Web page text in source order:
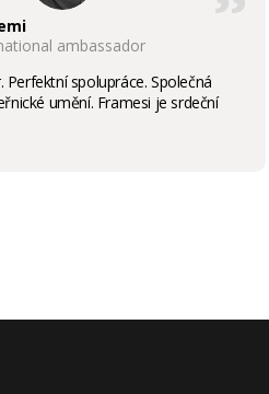
ambassador
Perfektní spolupráce. Společná
umění. Framesi je srdeční